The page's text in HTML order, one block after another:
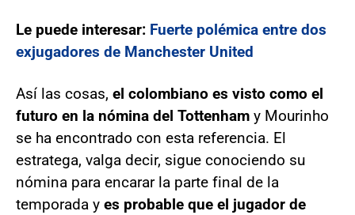
Le puede interesar: Fuerte polémica entre dos
exjugadores de Manchester United
Así las cosas, el colombiano es visto como el
futuro en la nómina del Tottenham y Mourinho
se ha encontrado con esta referencia. El
estratega, valga decir, sigue conociendo su
nómina para encarar la parte final de la
temporada y es probable que el jugador de